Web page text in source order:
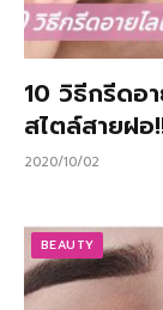
10 วิธีกรีดอ
สไตล์สายฝอ
2020/10/02
BEAUTY